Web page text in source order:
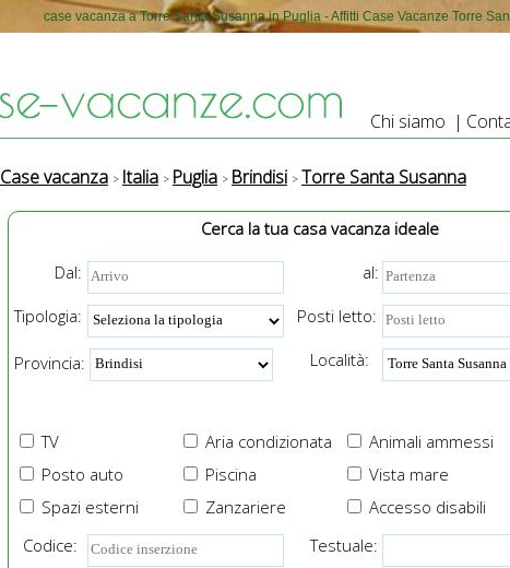
case vacanza a Torre Santa Susanna in Puglia - Affitti Case Vacanze Torre
Chi siamo |
Case vacanza Italia Puglia Brindisi Torre Santa Susanna
Cerca la tua casa vacanza ideale
Dal:
al:
Tipologia:
Posti letto:
Provincia: Località:
TV Aria condizionata Animali ammessi
Posto auto
Piscina Vista mare
Spazi esterni
Zanzariere
Accesso disabili
Codice:
Testuale: